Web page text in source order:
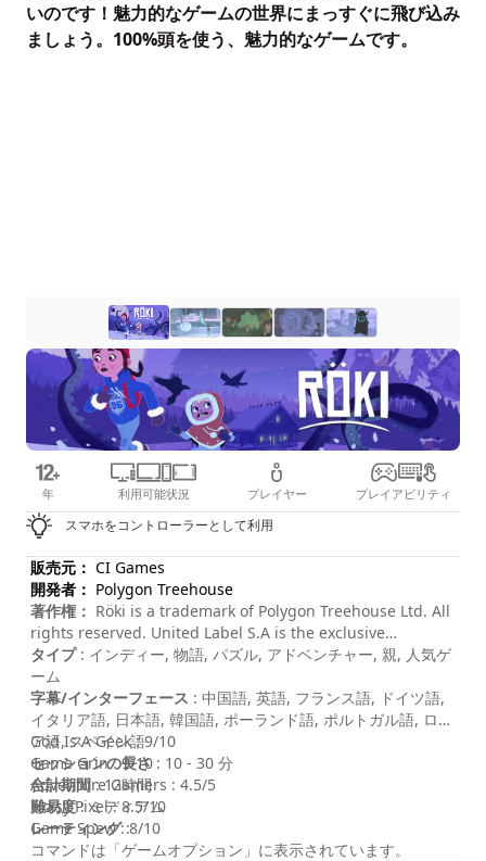
いのです！魅力的なゲームの世界にまっすぐに飛び込み
ましょう。100%頭を使う、魅力的なゲームです。
年 利用可能状況 プレイヤー プレイアビリティ
スマホをコントローラーとして利用
販売元： CI Games
開発者： Polygon Treehouse
著作権： Röki is a trademark of Polygon Treehouse Ltd. All
rights reserved. United Label S.A is the exclusive
worldwide game licensee.
タイプ: インディー, 物語, パズル, アドベンチャー, 親, 人気ゲ
ーム
字幕/インターフェース : 中国語, 英語, フランス語, ドイツ語,
イタリア語, 日本語, 韓国語, ポーランド語, ポルトガル語, ロシ
ア語, スペイン語
セッションの長さ: 10 - 30 分
合計期間: 12時間
難易度: ミディアム
レーティング:
God Is A Geek : 9/10
Game Grin : 9/10
Adventure Gamers : 4.5/5
Noisy Pixel : 8.5/10
Game Spew : 8/10
コマンドは「ゲームオプション」に表示されています。